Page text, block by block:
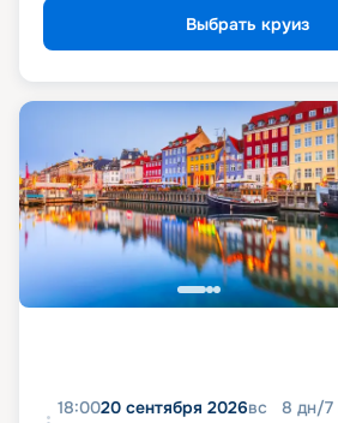
Выбрать круиз
18:0020 сентября 2026вс 8 дн/7